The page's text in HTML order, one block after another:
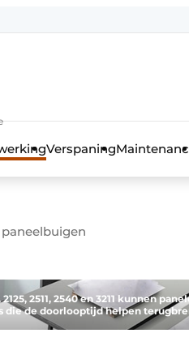
Verspaning
2511, 2540 en 3211 kunnen
die de doorlooptijd helpen